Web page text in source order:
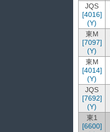
JQS
[4016]
(Y)
東M
[7097]
(Y)
東M
[4014]
(Y)
JQS
[7692]
(Y)
東1
[6600]